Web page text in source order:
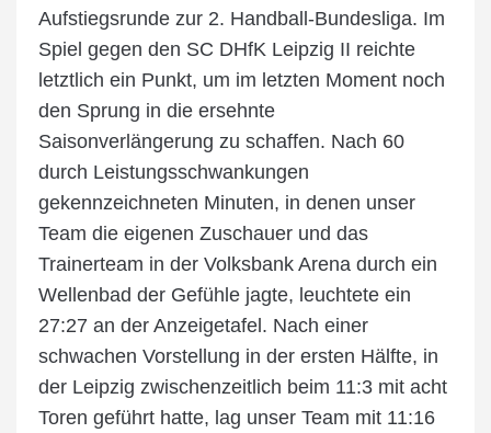
Aufstiegsrunde zur 2. Handball-Bundesliga. Im
Spiel gegen den SC DHfK Leipzig II reichte
letztlich ein Punkt, um im letzten Moment noch
den Sprung in die ersehnte
Saisonverlängerung zu schaffen. Nach 60
durch Leistungsschwankungen
gekennzeichneten Minuten, in denen unser
Team die eigenen Zuschauer und das
Trainerteam in der Volksbank Arena durch ein
Wellenbad der Gefühle jagte, leuchtete ein
27:27 an der Anzeigetafel. Nach einer
schwachen Vorstellung in der ersten Hälfte, in
der Leipzig zwischenzeitlich beim 11:3 mit acht
Toren geführt hatte, lag unser Team mit 11:16